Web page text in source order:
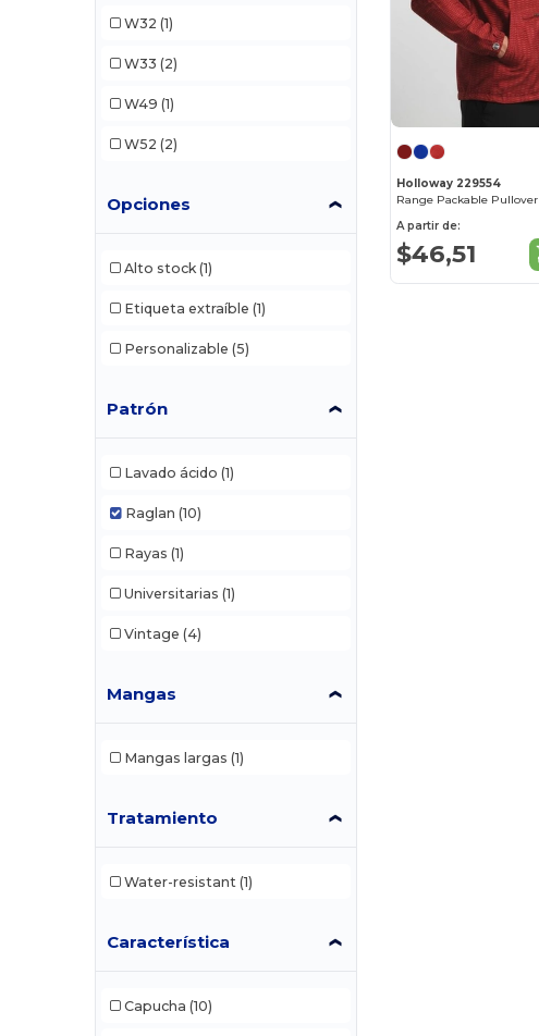
W32 (1)
W33 (2)
W49 (1)
W52 (2)
Opciones
Alto stock (1)
Etiqueta extraíble (1)
Personalizable (5)
Patrón
Lavado ácido (1)
Raglan (10)
Rayas (1)
Universitarias (1)
Vintage (4)
Mangas
Mangas largas (1)
Tratamiento
Water-resistant (1)
Característica
Capucha (10)
Holloway 229554
Range Packable Pullover
A partir de:
$46,51